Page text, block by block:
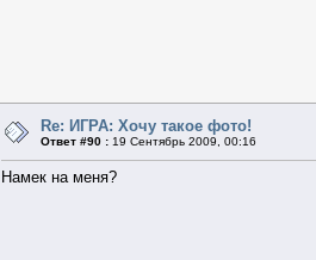
Re: ИГРА: Хочу такое фото!
Ответ #90 : 19 Сентябрь 2009, 00:16
Намек на меня?